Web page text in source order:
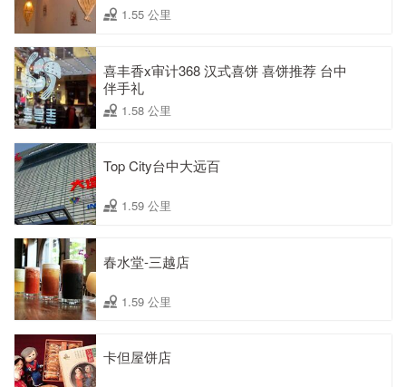
1.55 公里
喜丰香x审计368 汉式喜饼 喜饼推荐 台中
伴手礼
1.58 公里
Top City台中大远百
1.59 公里
春水堂-三越店
1.59 公里
卡但屋饼店